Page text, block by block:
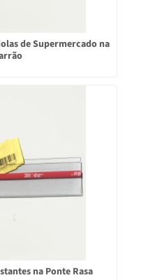
de Supermercado na
na Ponte Rasa